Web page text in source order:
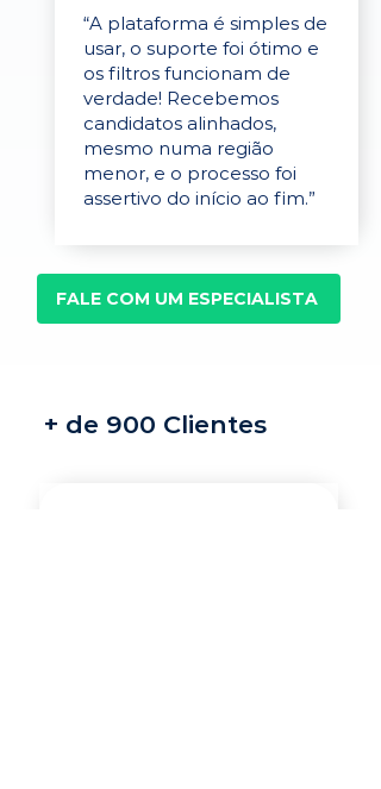
“A plataforma é simples de
usar, o suporte foi ótimo e
os filtros funcionam de
verdade! Recebemos
candidatos alinhados,
mesmo numa região
menor, e o processo foi
assertivo do início ao fim.”
FALE COM UM ESPECIALISTA
+ de 900 Clientes